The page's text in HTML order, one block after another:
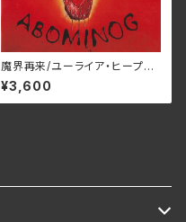
魔界再来/ユーライア‧ヒープ
BELLE-264334(仕様:SHM-
CD)
¥3,600